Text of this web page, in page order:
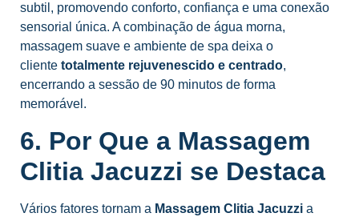
subtil, promovendo conforto, confiança e uma conexão
sensorial única. A combinação de água morna,
massagem suave e ambiente de spa deixa o
cliente totalmente rejuvenescido e centrado,
encerrando a sessão de 90 minutos de forma
memorável.
6. Por Que a Massagem
Clitia Jacuzzi se Destaca
Vários fatores tornam a Massagem Clitia Jacuzzi a